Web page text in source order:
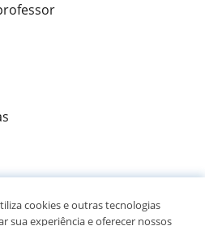
cookies e outras tecnologias
sua experiência e oferecer nossos